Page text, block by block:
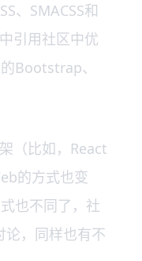
、SMACSS和
引用社区中优
Bootstrap、
（比如，React
的方式也变
也不同了，社
论，同样也有不